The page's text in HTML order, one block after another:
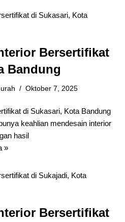
Bersertifikat
Bandung
Oktober 7, 2025
di Sukasari, Kota Bandung
keahlian mendesain interior
hasil
»
Bersertifikat